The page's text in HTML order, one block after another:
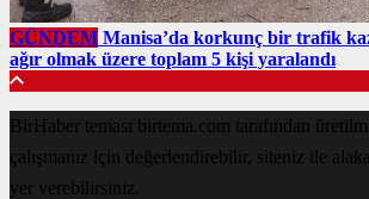
GÜNDEM Manisa’da korkunç bir trafik
ağır olmak üzere toplam 5 kişi yaralandı
BirHaber teması birtema.com tarafından
çalışmanız için değerlendirebilir, siteniz ile
yer verebilirsiniz.